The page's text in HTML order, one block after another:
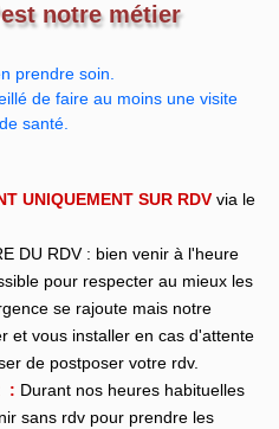
notre métier
prendre soin.
de faire au moins une visite
santé.
UNIQUEMENT SUR RDV via le
DU RDV : bien venir à l'heure
pour respecter au mieux les
se rajoute mais notre
et vous installer en cas d'attente
de postposer votre rdv.
: Durant nos heures habituelles
sans rdv pour prendre les